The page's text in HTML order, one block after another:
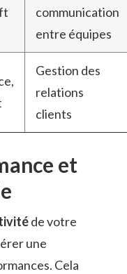
communication
entre équipes
Gestion des
relations
clients
et
de votre
une
Cela